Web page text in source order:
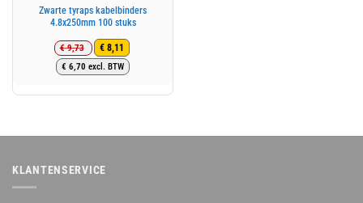
Zwarte tyraps kabelbinders
4.8x250mm 100 stuks
€9,73
Oorspronkelijke
prijs
€ 9,73.
€ 8,11
Huidige
prijs
€ 8,11.
€ 6,70 excl. BTW
KLANTENSERVICE